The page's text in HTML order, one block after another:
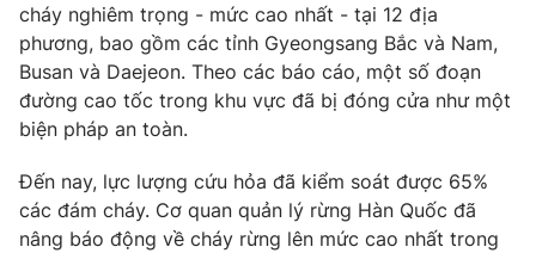
Giấy phép hoạt động báo in và báo điện tử số 483/GP-BTTTT
cấp ngày 29/12/2023
Tổng Biên tập:Vũ Thanh Thủy
Phó Tổng Biên tập: Nguyễn Thị Mỹ Hạnh, Phạm Quốc Thắng,
Nguyễn Trọng Ninh
Tổng đài VTV:
024.38 355 931 - 024.38 355 932
Ðiện thoại Thời báo VTV:
024.66 897 897
Email: toasoan@vtv.vn
cháy nghiêm trọng - mức cao nhất - tại 12 địa
phương, bao gồm các tỉnh Gyeongsang Bắc và Nam,
Busan và Daejeon. Theo các báo cáo, một số đoạn
đường cao tốc trong khu vực đã bị đóng cửa như một
biện pháp an toàn.
Đến nay, lực lượng cứu hỏa đã kiểm soát được 65%
các đám cháy. Cơ quan quản lý rừng Hàn Quốc đã
nâng báo động về cháy rừng lên mức cao nhất trong